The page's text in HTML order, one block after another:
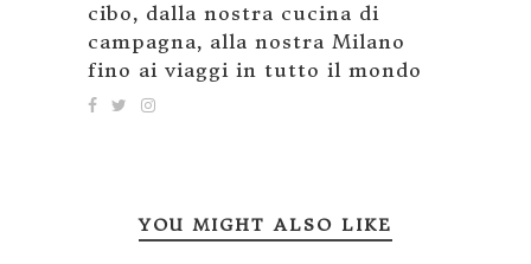
cibo, dalla nostra cucina di
campagna, alla nostra Milano
fino ai viaggi in tutto il mondo
YOU MIGHT ALSO LIKE